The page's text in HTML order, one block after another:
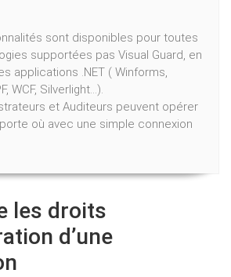
sont disponibles pour toutes
supportées pas Visual Guard, en
applications .NET ( Winforms,
WCF, Silverlight...).
et Auditeurs peuvent opérer
où avec une simple connexion
les droits
d’une